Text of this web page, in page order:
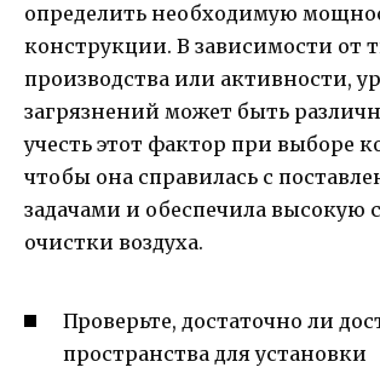
определить необходимую
конструкции. В зависимости от
производства или активности,
загрязнений может быть
учесть этот фактор при выборе
чтобы она справилась с
задачами и обеспечила высокую
очистки воздуха.
Проверьте, достаточно ли
пространства для установки